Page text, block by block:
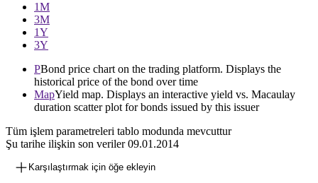
1М
3М
1Y
3Y
PBond price chart on the trading platform. Displays the
historical price of the bond over time
MapYield map. Displays an interactive yield vs. Macaulay
duration scatter plot for bonds issued by this issuer
Tüm işlem parametreleri tablo modunda mevcuttur
Şu tarihe ilişkin son veriler09.01.2014
Karşılaştırmak için öğe ekleyin